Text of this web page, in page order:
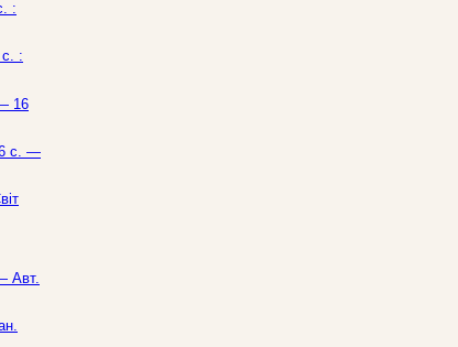
:
:
16
с. —
Авт.